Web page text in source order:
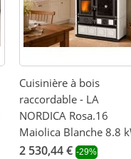
Cuisinière à bois
raccordable - LA
NORDICA Rosa.16
Maiolica Blanche 8.8
2 530,44 € -29%